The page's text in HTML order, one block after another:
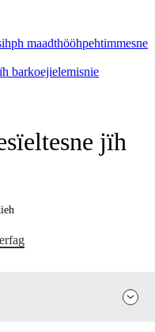
maadthööhpehtimmesne
barkoejielemisnie
jïh